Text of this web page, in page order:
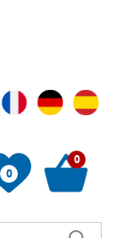
0
0